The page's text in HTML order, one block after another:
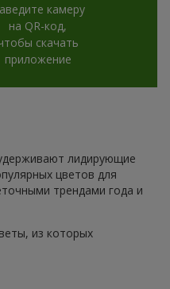
камеру
на QR-код,
скачать
приложение
лидирующие
цветов для
трендами года и
из которых